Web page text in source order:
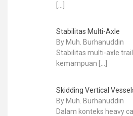
[…]
Stabilitas Multi-Axle
By Muh. Burhanuddin
Stabilitas multi-axle
kemampuan […]
Skidding Vertical
By Muh. Burhanuddin
Dalam konteks heavy